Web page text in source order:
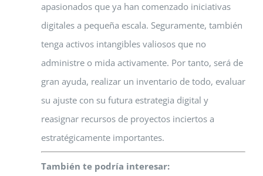
apasionados que ya han comenzado iniciativas
digitales a pequeña escala. Seguramente, también
tenga activos intangibles valiosos que no
administre o mida activamente. Por tanto, será de
gran ayuda, realizar un inventario de todo, evaluar
su ajuste con su futura estrategia digital y
reasignar recursos de proyectos inciertos a
estratégicamente importantes.
También te podría interesar: